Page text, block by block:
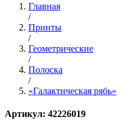
Главная
/
Принты
/
Геометрические
/
Полоска
/
«Галактическая рябь»
Артикул: 42226019